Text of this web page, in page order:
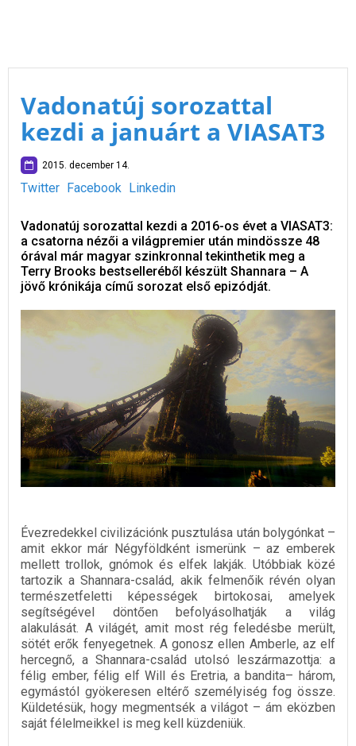
Vadonatúj sorozattal
kezdi a januárt a VIASAT3
2015. december 14.
Twitter Facebook Linkedin
Vadonatúj sorozattal kezdi a 2016-os évet a VIASAT3:
a csatorna nézői a világpremier után mindössze 48
órával már magyar szinkronnal tekinthetik meg a
Terry Brooks bestselleréből készült Shannara – A
jövő krónikája című sorozat első epizódját.
Évezredekkel civilizációnk pusztulása után bolygónkat –
amit ekkor már Négyföldként ismerünk – az emberek
mellett trollok, gnómok és elfek lakják. Utóbbiak közé
tartozik a Shannara-család, akik felmenőik révén olyan
természetfeletti képességek birtokosai, amelyek
segítségével döntően befolyásolhatják a világ
alakulását. A világét, amit most rég feledésbe merült,
sötét erők fenyegetnek. A gonosz ellen Amberle, az elf
hercegnő, a Shannara-család utolsó leszármazottja: a
félig ember, félig elf Will és Eretria, a bandita– három,
egymástól gyökeresen eltérő személyiség fog össze.
Küldetésük, hogy megmentsék a világot – ám eközben
saját félelmeikkel is meg kell küzdeniük.